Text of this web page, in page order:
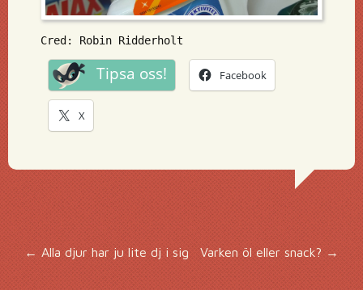
Cred: Robin Ridderholt
Tipsa oss! Facebook
X
Inläggsnavigering
← Alla djur har ju lite dj i sig Varken öl eller snack?→